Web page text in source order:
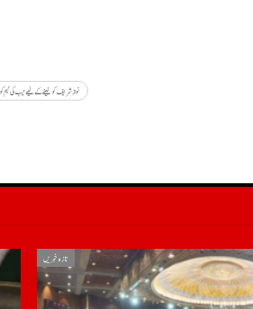
نوازشریف کو لینے کے لیے نیب کی
تازہ خبریں